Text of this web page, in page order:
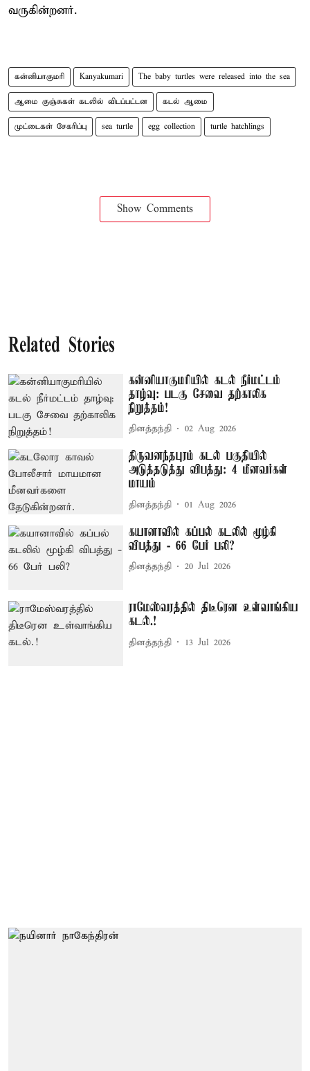
வருகின்றனர்.
கன்னியாகுமரி Kanyakumari The baby turtles were released into the sea
ஆமை குஞ்சுகள் கடலில் விடப்பட்டன கடல் ஆமை
முட்டைகள் சேகரிப்பு sea turtle egg collection turtle hatchlings
Show Comments
Related Stories
கன்னியாகுமரியில் கடல் நீர்மட்டம்
தாழ்வு: படகு சேவை தற்காலிக
நிறுத்தம்!
தினத்தந்தி 02 Aug 2026
திருவனந்தபுரம் கடல் பகுதியில்
அடுத்தடுத்து விபத்து: 4 மீனவர்கள்
மாயம்
தினத்தந்தி 01 Aug 2026
கயானாவில் கப்பல் கடலில் மூழ்கி
விபத்து - 66 பேர் பலி?
தினத்தந்தி 20 Jul 2026
ராமேஸ்வரத்தில் திடீரென உள்வாங்கிய
கடல்.!
தினத்தந்தி 13 Jul 2026